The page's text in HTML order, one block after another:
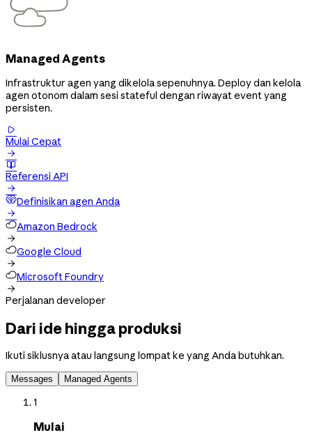
Managed Agents
Infrastruktur agen yang dikelola sepenuhnya. Deploy dan kelola
agen otonom dalam sesi stateful dengan riwayat event yang
persisten.

Mulai Cepat


Referensi API

Definisikan agen Anda

Amazon Bedrock

Google Cloud

Microsoft Foundry

Perjalanan developer
Dari ide hingga produksi
Ikuti siklusnya atau langsung lompat ke yang Anda butuhkan.
Messages Managed Agents
1
Mulai